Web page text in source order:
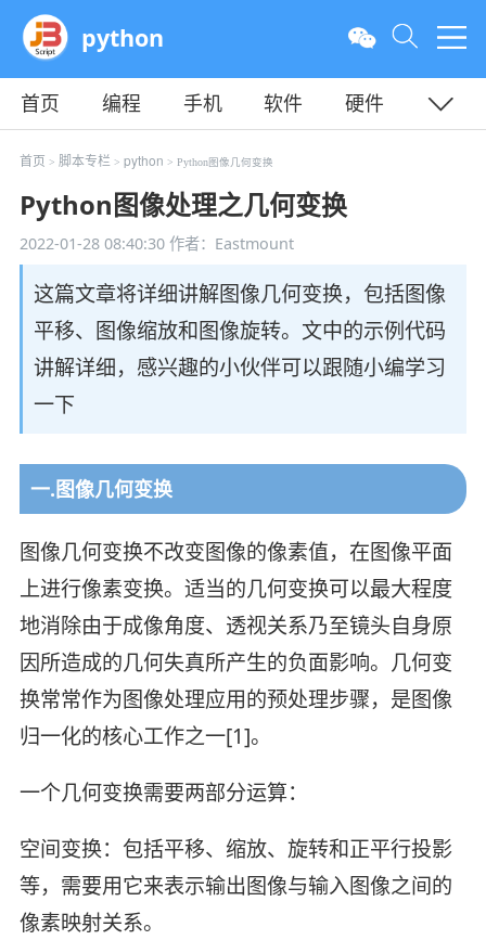
python
首页 编程 手机 软件
硬件
教程
平面 服务器
首页 > 脚本专栏> python > Python图像几何变换
Python图像处理之几何变换
2022-01-28 08:40:30作者：Eastmount
这篇文章将详细讲解图像几何变换，包括图像
平移、图像缩放和图像旋转。文中的示例代码
讲解详细，感兴趣的小伙伴可以跟随小编学习
一下
一.图像几何变换
图像几何变换不改变图像的像素值，在图像平面
上进行像素变换。适当的几何变换可以最大程度
地消除由于成像角度、透视关系乃至镜头自身原
因所造成的几何失真所产生的负面影响。几何变
换常常作为图像处理应用的预处理步骤，是图像
归一化的核心工作之一[1]。
一个几何变换需要两部分运算：
空间变换：包括平移、缩放、旋转和正平行投影
等，需要用它来表示输出图像与输入图像之间的
像素映射关系。